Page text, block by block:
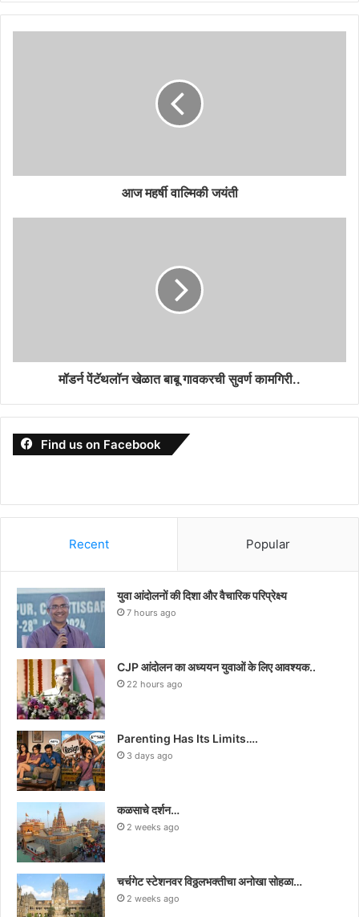
आज महर्षी वाल्मिकी जयंती
मॉडर्न पेंटॅथलॉन खेळात बाबू गावकरची सुवर्ण कामगिरी..
Find us on Facebook
Recent Popular
युवा आंदोलनों की दिशा और वैचारिक परिप्रेक्ष्य
7 hours ago
CJP आंदोलन का अध्ययन युवाओं के लिए आवश्यक..
22 hours ago
Parenting Has Its Limits….
3 days ago
कळसाचे दर्शन…
2 weeks ago
चर्चगेट स्टेशनवर विठ्ठलभक्तीचा अनोखा सोहळा…
2 weeks ago